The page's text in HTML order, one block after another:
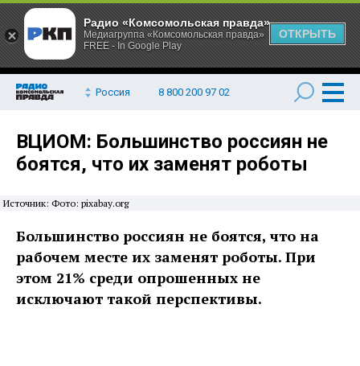
Россия 8 800 200 97 02
ВЦИОМ: Большинство россиян не
боятся, что их заменят роботы
Источник: Фото: pixabay.org
Большинство россиян не боятся, что на
рабочем месте их заменят роботы. При
этом 21% среди опрошенных не
исключают такой перспективы.
Радио «Комсомольская правда»
Медиагруппа «Комсомольская правда»
FREE - In Google Play
ОТКРЫТЬ